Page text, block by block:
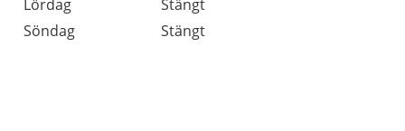
Lördag
Stängt
Söndag
Stängt